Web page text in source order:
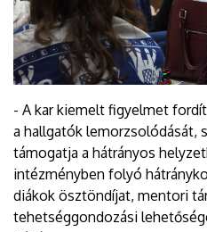
- A kar kiemelt figyelmet
a hallgatók lemorzsolódását,
támogatja a hátrányos
intézményben folyó
diákok ösztöndíjat, mentori
tehetséggondozási